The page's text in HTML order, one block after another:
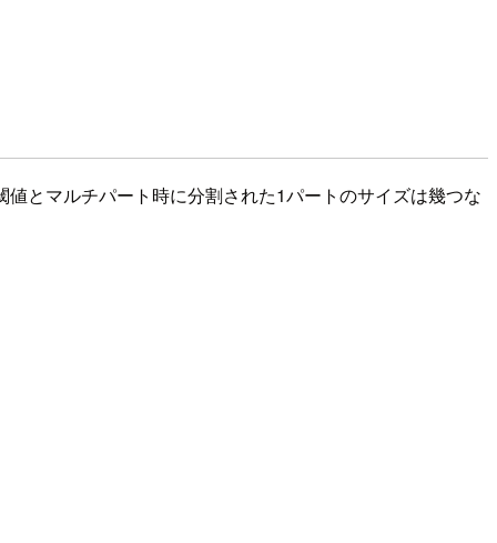
とマルチパート時に分割された1パートのサイズは幾つな